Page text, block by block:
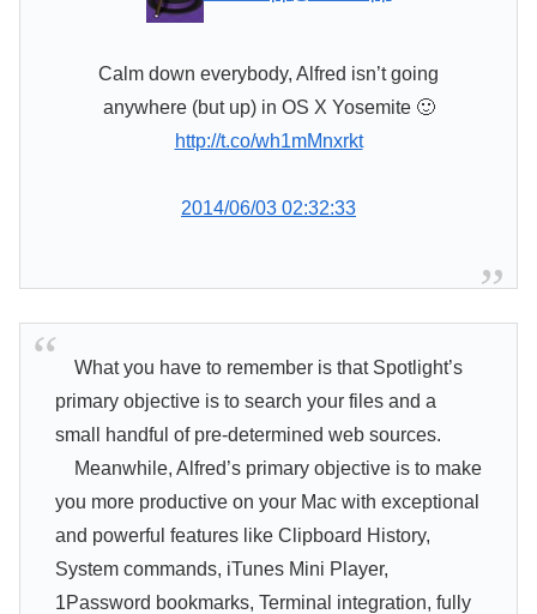
Calm down everybody, Alfred isn’t going
anywhere (but up) in OS X Yosemite 🙂
http://t.co/wh1mMnxrkt
2014/06/03 02:32:33
What you have to remember is that Spotlight’s
primary objective is to search your files and a
small handful of pre-determined web sources.
Meanwhile, Alfred’s primary objective is to make
you more productive on your Mac with exceptional
and powerful features like Clipboard History,
System commands, iTunes Mini Player,
1Password bookmarks, Terminal integration, fully